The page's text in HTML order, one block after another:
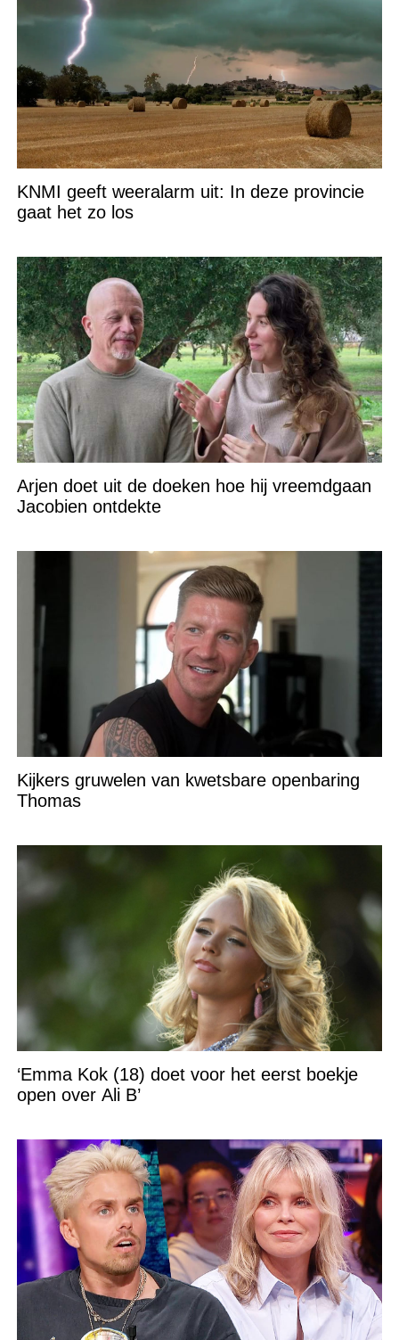
KNMI geeft weeralarm uit: In deze provincie
gaat het zo los
Arjen doet uit de doeken hoe hij vreemdgaan
Jacobien ontdekte
Kijkers gruwelen van kwetsbare openbaring
Thomas
‘Emma Kok (18) doet voor het eerst boekje
open over Ali B’